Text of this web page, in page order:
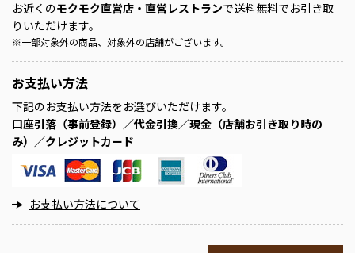
お近くのモクモク直営店・直営レストランで送料無料でお引き取
りいただけます。
※一部対象外の商品、対象外の店舗がございます。
お支払い方法
下記のお支払い方法をお選びいただけます。
口座引落（事前登録）／代金引換／現金（店舗お引き取り時の
み）／クレジットカード
お支払い方法について